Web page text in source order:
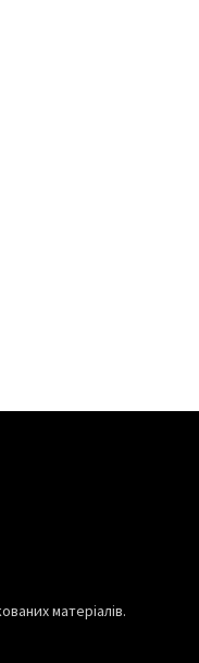
матеріалів.